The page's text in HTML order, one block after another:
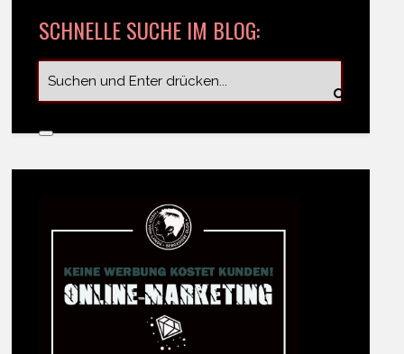
SCHNELLE SUCHE IM BLOG: